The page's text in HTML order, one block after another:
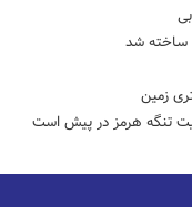
تنگه هرمز در پیش است